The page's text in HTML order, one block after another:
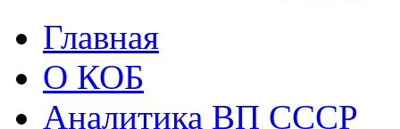
Главная
О КОБ
Аналитика ВП СССР